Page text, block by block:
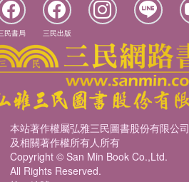
民書局 三民出版
本站著作權屬弘雅三民圖書股份有限公司
及相關著作權所有人所有
Copyright © San Min Book Co.,Ltd.
All Rights Reserved.